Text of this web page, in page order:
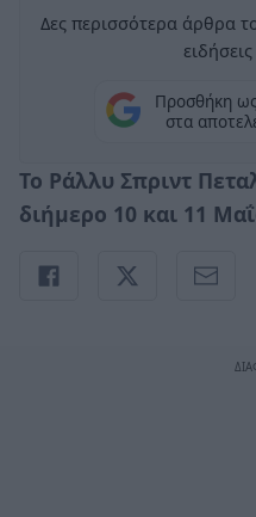
Δες περισσότερα άρθρα
Προσθήκη
στα
Το Ράλλυ Σπριντ
διήμερο 10 και 11